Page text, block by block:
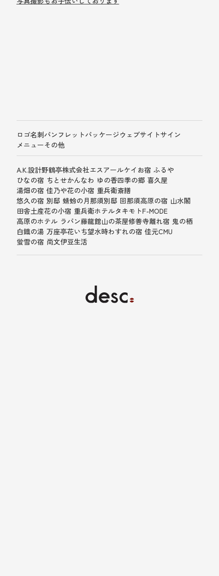
ロゴ名刺パンフレットパッケージウェブサイトサイン
メニューその他
A.K.設計野鶴亭株式会社エスアールケイ お宿 ふるや
ひなの宿 ちとせかんなわ ゆの香四季の郷 喜久屋
湯畑の宿 佳乃や花の小宿 重兵衛斎膳
悠久の宿 別邸 蜻蛉の月那須別邸 回那須高原の宿 山水閣
田舎土産花の小宿 重兵衛ホテルタキモトF-MODE
高原のホテル ラパン藤龍館山の茶屋修善寺離れ宿 鬼の栖
白鐡の湯 万座亭花いち望水時わすれの宿 佳元CMU
蛍雪の宿 尚文伊豆生活